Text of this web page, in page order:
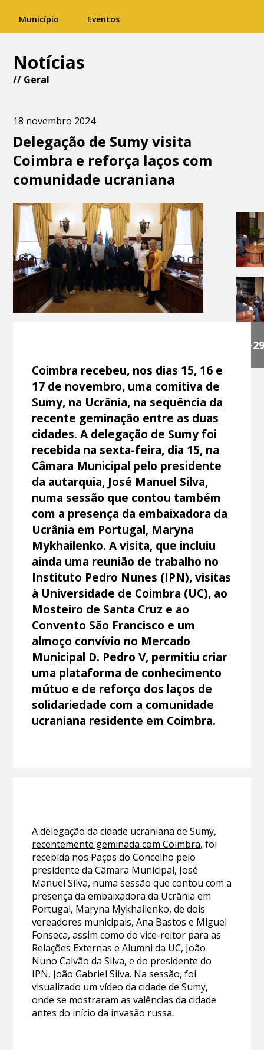
Município Eventos
Notícias
// Geral
18 novembro 2024
Delegação de Sumy visita
Coimbra e reforça laços com
comunidade ucraniana
+29
Coimbra recebeu, nos dias 15, 16 e
17 de novembro, uma comitiva de
Sumy, na Ucrânia, na sequência da
recente geminação entre as duas
cidades. A delegação de Sumy foi
recebida na sexta-feira, dia 15, na
Câmara Municipal pelo presidente
da autarquia, José Manuel Silva,
numa sessão que contou também
com a presença da embaixadora da
Ucrânia em Portugal, Maryna
Mykhailenko. A visita, que incluiu
ainda uma reunião de trabalho no
Instituto Pedro Nunes (IPN), visitas
à Universidade de Coimbra (UC), ao
Mosteiro de Santa Cruz e ao
Convento São Francisco e um
almoço convívio no Mercado
Municipal D. Pedro V, permitiu criar
uma plataforma de conhecimento
mútuo e de reforço dos laços de
solidariedade com a comunidade
ucraniana residente em Coimbra.
A delegação da cidade ucraniana de Sumy,
recentemente geminada com Coimbra, foi
recebida nos Paços do Concelho pelo
presidente da Câmara Municipal, José
Manuel Silva, numa sessão que contou com a
presença da embaixadora da Ucrânia em
Portugal, Maryna Mykhailenko, de dois
vereadores municipais, Ana Bastos e Miguel
Fonseca, assim como do vice-reitor para as
Relações Externas e Alumni da UC, João
Nuno Calvão da Silva, e do presidente do
IPN, João Gabriel Silva. Na sessão, foi
visualizado um vídeo da cidade de Sumy,
onde se mostraram as valências da cidade
antes do início da invasão russa.